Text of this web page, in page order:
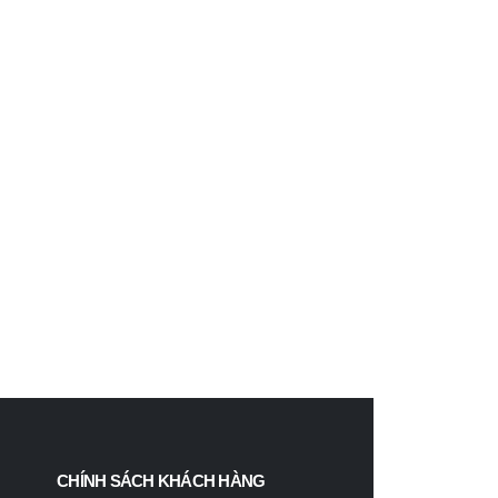
CHÍNH SÁCH KHÁCH HÀNG